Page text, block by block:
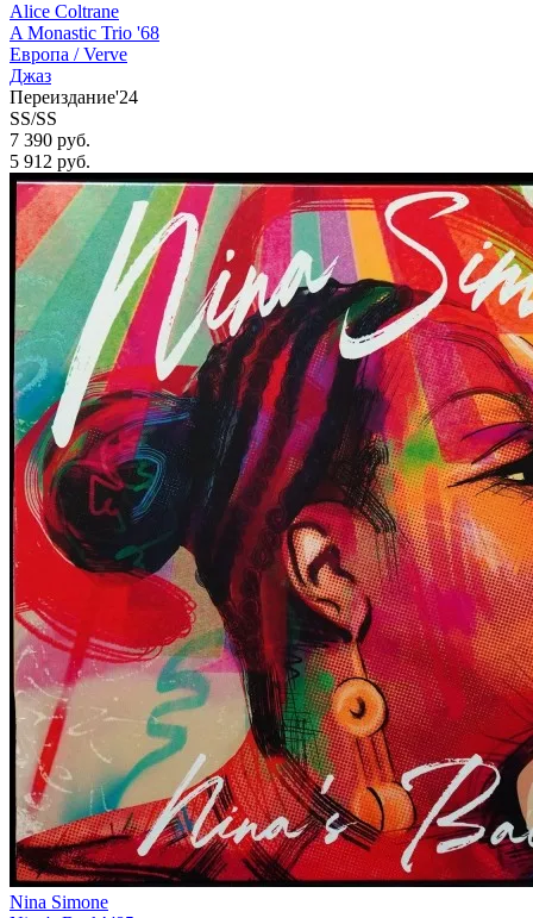
Alice Coltrane
A Monastic Trio '68
Европа /Verve
Джаз
Переиздание'24
SS/SS
7 390 руб.
5 912 руб.
Nina Simone